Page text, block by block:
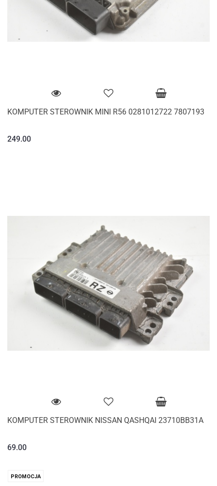
KOMPUTER STEROWNIK MINI R56 0281012722 7807193
249.00
KOMPUTER STEROWNIK NISSAN QASHQAI 23710BB31A
69.00
PROMOCJA